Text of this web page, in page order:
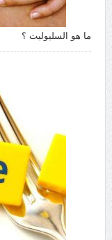
ما هو السليوليت ؟